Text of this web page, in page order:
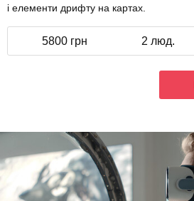
і елементи дрифту на картах.
5800 грн 2 люд.